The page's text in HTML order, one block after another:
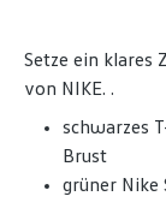
Setze ein klares
von NIKE. .
schwarzes
Brust
grüner Nike